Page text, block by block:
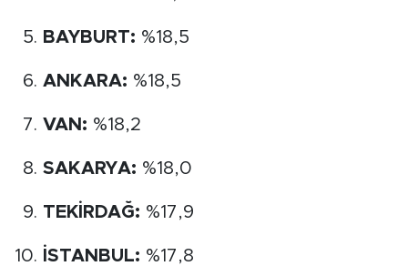
BAYBURT: %18,5
ANKARA: %18,5
VAN: %18,2
SAKARYA: %18,0
TEKİRDAĞ: %17,9
İSTANBUL: %17,8